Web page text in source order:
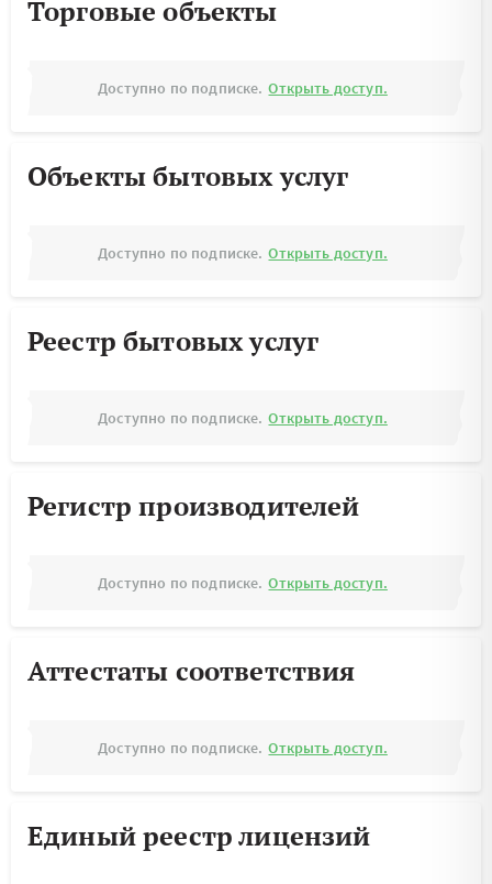
Торговые объекты
Доступно по подписке. Открыть доступ.
Объекты бытовых услуг
Доступно по подписке. Открыть доступ.
Реестр бытовых услуг
Доступно по подписке. Открыть доступ.
Регистр производителей
Доступно по подписке. Открыть доступ.
Аттестаты соответствия
Доступно по подписке. Открыть доступ.
Единый реестр лицензий